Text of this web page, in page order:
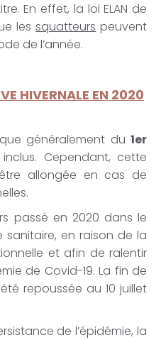
En effet, la loi ELAN de
lessquatteurs peuvent
de l’année.
HIVERNALE EN 2020
généralement du 1er
Cependant, cette
allongée en cas de
passé en 2020 dans le
sanitaire, en raison de la
et afin de ralentir
de Covid-19. La fin de
repoussée au 10 juillet
de l’épidémie, la